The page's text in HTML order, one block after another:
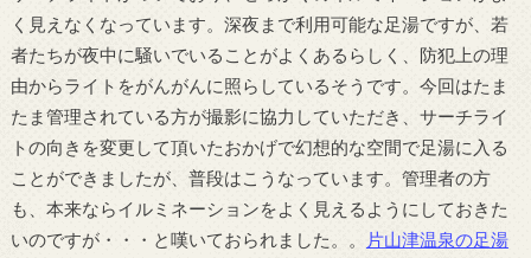
く見えなくなっています。深夜まで利用可能な足湯ですが、若
者たちが夜中に騒いでいることがよくあるらしく、防犯上の理
由からライトをがんがんに照らしているそうです。今回はたま
たま管理されている方が撮影に協力していただき、サーチライ
トの向きを変更して頂いたおかげで幻想的な空間で足湯に入る
ことができましたが、普段はこうなっています。管理者の方
も、本来ならイルミネーションをよく見えるようにしておきた
いのですが・・・と嘆いておられました。。
片山津温泉の足湯